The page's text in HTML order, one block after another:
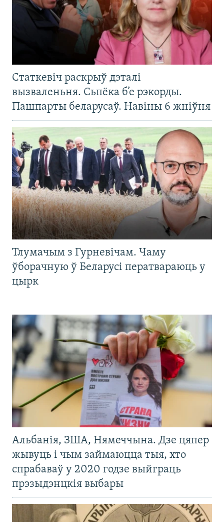
Статкевіч раскрыў дэталі
вызваленьня. Сьпёка б’е рэкорды.
Пашпарты беларусаў. Навіны 6 жніўня
Тлумачым з Гурневічам. Чаму
ўборачную ў Беларусі ператвараюць у
цырк
Альбанія, ЗША, Нямеччына. Дзе цяпер
жывуць і чым займаюцца тыя, хто
спрабаваў у 2020 годзе выйграць
прэзыдэнцкія выбары